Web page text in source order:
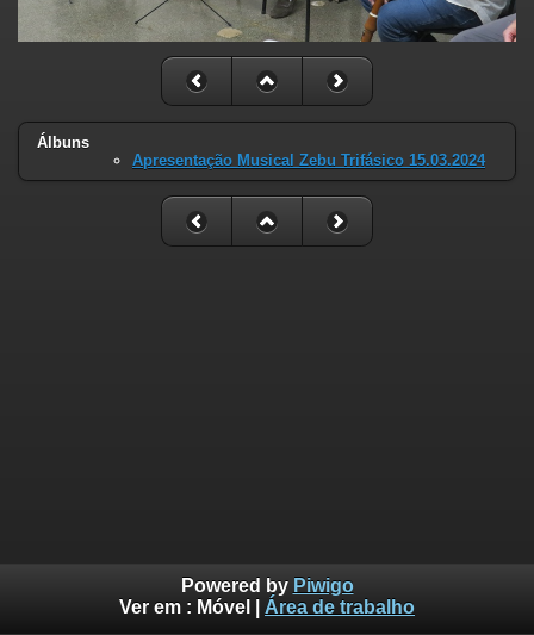
Álbuns
Apresentação Musical Zebu Trifásico 15.03.2024
Powered by Piwigo
Ver em : Móvel Área de trabalho